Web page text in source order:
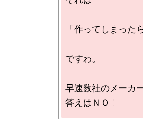
「作ってしまった
ですわ。
早速数社のメーカ